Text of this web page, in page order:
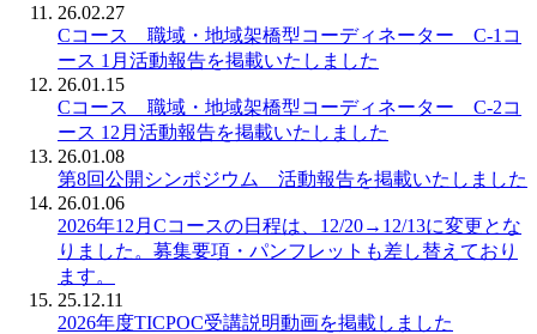
26.02.27
Cコース 職域・地域架橋型コーディネーター C-1コ
ース 1月活動報告を掲載いたしました
26.01.15
Cコース 職域・地域架橋型コーディネーター C-2コ
ース 12月活動報告を掲載いたしました
26.01.08
第8回公開シンポジウム 活動報告を掲載いたしました
26.01.06
2026年12月Cコースの日程は、12/20→12/13に変更とな
りました。募集要項・パンフレットも差し替えており
ます。
25.12.11
2026年度TICPOC受講説明動画を掲載しました